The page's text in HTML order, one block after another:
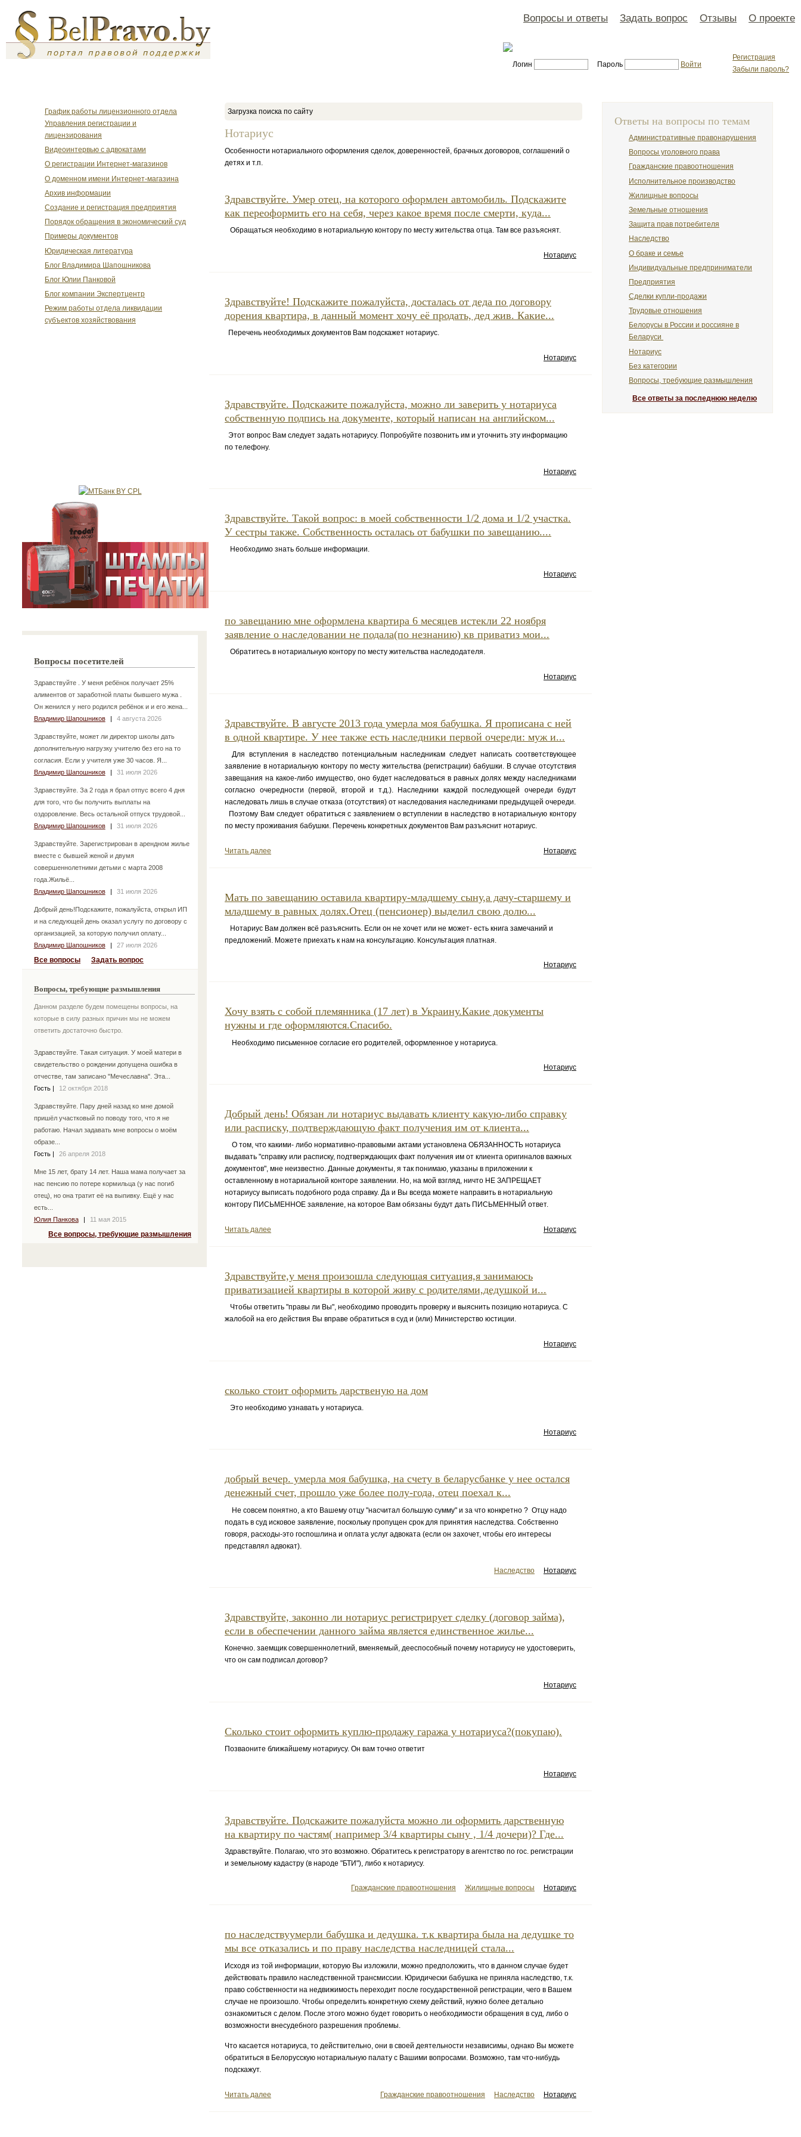
Вопросы и ответы Задать вопрос Отзывы О проекте
Регистрация
Забыли пароль?
Логин Пароль Войти
График работы лицензионного отдела
Управления регистрации и
лицензирования
Видеоинтервью с адвокатами
О регистрации Интернет-магазинов
О доменном имени Интернет-магазина
Архив информации
Создание и регистрация предприятия
Порядок обращения в экономический суд
Примеры документов
Юридическая литература
Блог Владимира Шапошникова
Блог Юлии Панковой
Блог компании Экспертцентр
Режим работы отдела ликвидации
субъектов хозяйствования
Вопросы посетителей
Здравствуйте . У меня ребёнок получает 25%
алиментов от заработной платы бывшего мужа .
Он женился у него родился ребёнок и и его жена...
Владимир Шапошников
| 4 августа 2026
Здравствуйте, может ли директор школы дать
дополнительную нагрузку учителю без его на то
согласия. Если у учителя уже 30 часов. Я...
Владимир Шапошников
| 31 июля 2026
Здравствуйте. За 2 года я брал отпус всего 4 дня
для того, что бы получить выплаты на
оздоровление. Весь остальной отпуск трудовой...
Владимир Шапошников
| 31 июля 2026
Здравствуйте. Зарегистрирован в арендном жилье
вместе с бывшей женой и двумя
совершеннолетними детьми с марта 2008
года.Жильё...
Владимир Шапошников
| 31 июля 2026
Добрый день!Подскажите, пожалуйста, открыл ИП
и на следующей день оказал услугу по договору с
организацией, за которую получил оплату...
Владимир Шапошников
| 27 июля 2026
Все вопросы Задать вопрос
Вопросы, требующие размышления
Данном разделе будем помещены вопросы, на
которые в силу разных причин мы не можем
ответить достаточно быстро.
Здравствуйте. Такая ситуация. У моей матери в
свидетельство о рождении допущена ошибка в
отчестве, там записано "Мечеславна". Эта...
Гость
12 октября 2018
Здравствуйте. Пару дней назад ко мне домой
пришёл участковый по поводу того, что я не
работаю. Начал задавать мне вопросы о моём
образе...
Гость
26 апреля 2018
Мне 15 лет, брату 14 лет. Наша мама получает за
нас пенсию по потере кормильца (у нас погиб
отец), но она тратит её на выпивку. Ещё у нас
есть...
Юлия Панкова
11 мая 2015
Все вопросы, требующие размышления
Загрузка поиска по сайту
Нотариус
Особенности нотариального оформления сделок, доверенностей, брачных договоров, соглашений о
детях и т.п.
Здравствуйте. Умер отец, на которого оформлен автомобиль. Подскажите
как переоформить его на себя, через какое время после смерти, куда...
Обращаться необходимо в нотариальную контору по месту жительства отца. Там все разъяснят.
Нотариус
Здравствуйте! Подскажите пожалуйста, досталась от деда по договору
дорения квартира, в данный момент хочу её продать, дед жив. Какие...
Перечень необходимых документов Вам подскажет нотариус.
Нотариус
Здравствуйте. Подскажите пожалуйста, можно ли заверить у нотариуса
собственную подпись на документе, который написан на английском...
Этот вопрос Вам следует задать нотариусу. Попробуйте позвонить им и уточнить эту информацию
по телефону.
Нотариус
Здравствуйте. Такой вопрос: в моей собственности 1/2 дома и 1/2 участка.
У сестры также. Собственность осталась от бабушки по завещанию....
Необходимо знать больше информации.
Нотариус
по завещанию мне оформлена квартира 6 месяцев истекли 22 ноября
заявление о наследовании не подала(по незнанию) кв приватиз мои...
Обратитесь в нотариальную контору по месту жительства наследодателя.
Нотариус
Здравствуйте. В августе 2013 года умерла моя бабушка. Я прописана с ней
в одной квартире. У нее также есть наследники первой очереди: муж и...
Для вступления в наследство потенциальным наследникам следует написать соответствующее
заявление в нотариальную контору по месту жительства (регистрации) бабушки. В случае отсутствия
завещания на какое-либо имущество, оно будет наследоваться в равных долях между наследниками
согласно очередности (первой, второй и т.д.). Наследники каждой последующей очереди будут
наследовать лишь в случае отказа (отсутствия) от наследования наследниками предыдущей очереди.
Поэтому Вам следует обратиться с заявлением о вступлении в наследство в нотариальную контору
по месту проживания бабушки. Перечень конкретных документов Вам разъяснит нотариус.
Нотариус
Читать далее
Мать по завещанию оставила квартиру-младшему сыну,а дачу-старшему и
младшему в равных долях.Отец (пенсионер) выделил свою долю...
Нотариус Вам должен всё разъяснить. Если он не хочет или не может- есть книга замечаний и
предложений. Можете приехать к нам на консультацию. Консультация платная.
Нотариус
Хочу взять с собой племянника (17 лет) в Украину.Какие документы
нужны и где оформляются.Спасибо.
Необходимо письменное согласие его родителей, оформленное у нотариуса.
Нотариус
Добрый день! Обязан ли нотариус выдавать клиенту какую-либо справку
или расписку, подтверждающую факт получения им от клиента...
О том, что какими- либо нормативно-правовыми актами установлена ОБЯЗАННОСТЬ нотариуса
выдавать "справку или расписку, подтверждающих факт получения им от клиента оригиналов важных
документов", мне неизвестно. Данные документы, я так понимаю, указаны в приложении к
оставленному в нотариальной конторе заявлении. Но, на мой взгляд, ничто НЕ ЗАПРЕЩАЕТ
нотариусу выписать подобного рода справку. Да и Вы всегда можете направить в нотариальную
контору ПИСЬМЕННОЕ заявление, на которое Вам обязаны будут дать ПИСЬМЕННЫЙ ответ.
Нотариус
Читать далее
Здравствуйте,у меня произошла следующая ситуация,я занимаюсь
приватизацией квартиры в которой живу с родителями,дедушкой и...
Чтобы ответить "правы ли Вы", необходимо проводить проверку и выяснить позицию нотариуса. С
жалобой на его действия Вы вправе обратиться в суд и (или) Министерство юстиции.
Нотариус
сколько стоит оформить дарственую на дом
Это необходимо узнавать у нотариуса.
Нотариус
добрый вечер. умерла моя бабушка, на счету в беларусбанке у нее остался
денежный счет, прошло уже более полу-года, отец поехал к...
Не совсем понятно, а кто Вашему отцу "насчитал большую сумму" и за что конкретно ? Отцу надо
подать в суд исковое заявление, поскольку пропущен срок для принятия наследства. Собственно
говоря, расходы-это госпошлина и оплата услуг адвоката (если он захочет, чтобы его интересы
представлял адвокат).
Наследство Нотариус
Здравствуйте, законно ли нотариус регистрирует сделку (договор займа),
если в обеспечении данного займа является единственное жилье...
Конечно. заемщик совершеннолетний, вменяемый, дееспособный почему нотариусу не удостоверить,
что он сам подписал договор?
Нотариус
Сколько стоит оформить куплю-продажу гаража у нотариуса?(покупаю).
Позваоните ближайшему нотариусу. Он вам точно ответит
Нотариус
Здравствуйте. Подскажите пожалуйста можно ли оформить дарственную
на квартиру по частям( например 3/4 квартиры сыну , 1/4 дочери)? Где...
Здравствуйте. Полагаю, что это возможно. Обратитесь к регистратору в агентство по гос. регистрации
и земельному кадастру (в народе "БТИ"), либо к нотариусу.
Гражданские правоотношения Жилищные вопросы Нотариус
по наследствуумерли бабушка и дедушка. т.к квартира была на дедушке то
мы все отказались и по праву наследства наследницей стала...
Исходя из той информации, которую Вы изложили, можно предположить, что в данном случае будет
действовать правило наследственной трансмиссии. Юридически бабушка не приняла наследство, т.к.
право собственности на недвижимость переходит после государственной регистрации, чего в Вашем
случае не произошло. Чтобы определить конкретную схему действий, нужно более детально
ознакомиться с делом. После этого можно будет говорить о необходимости обращения в суд, либо о
возможности внесудебного разрешения проблемы.
Что касается нотариуса, то действительно, они в своей деятельности независимы, однако Вы можете
обратиться в Белорусскую нотариальную палату с Вашими вопросами. Возможно, там что-нибудь
подскажут.
Гражданские правоотношения Наследство Нотариус
Читать далее
Ответы на вопросы по темам
Административные правонарушения
Вопросы уголовного права
Гражданские правоотношения
Исполнительное производство
Жилищные вопросы
Земельные отношения
Защита прав потребителя
Наследство
О браке и семье
Индивидуальные предприниматели
Предприятия
Сделки купли-продажи
Трудовые отношения
Белорусы в России и россияне в
Беларуси
Нотариус
Без категории
Вопросы, требующие размышления
Все ответы за последнюю неделю